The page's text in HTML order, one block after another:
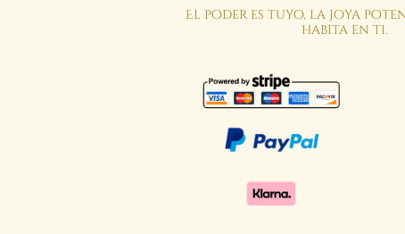
El poder es tuyo, la joya
habita en ti.